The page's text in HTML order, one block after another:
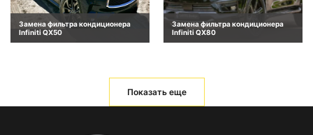
Замена фильтра кондиционера
Infiniti QX50
Замена фильтра кондиционера
Infiniti QX80
Показать еще